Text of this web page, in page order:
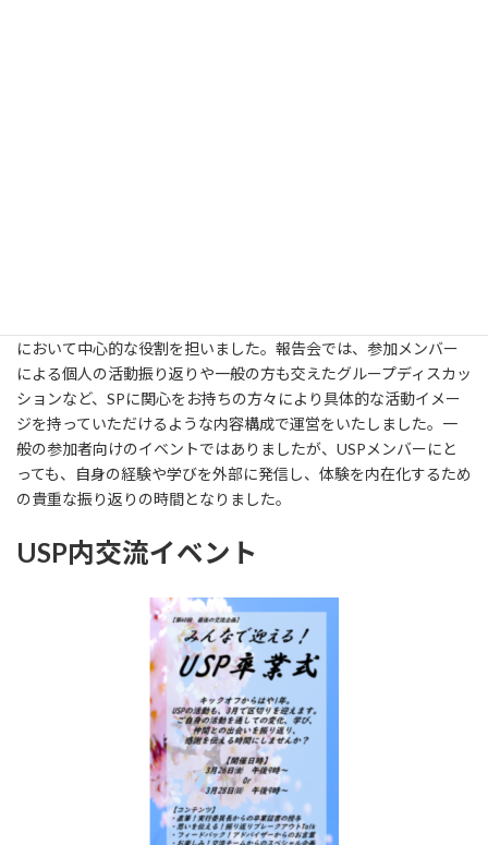
において中心的な役割を担いました。報告会では、参加メンバー
による個人の活動振り返りや一般の方も交えたグループディスカッ
ションなど、SPに関心をお持ちの方々により具体的な活動イメー
ジを持っていただけるような内容構成で運営をいたしました。一
般の参加者向けのイベントではありましたが、USPメンバーにと
っても、自身の経験や学びを外部に発信し、体験を内在化するため
の貴重な振り返りの時間となりました。
USP内交流イベント